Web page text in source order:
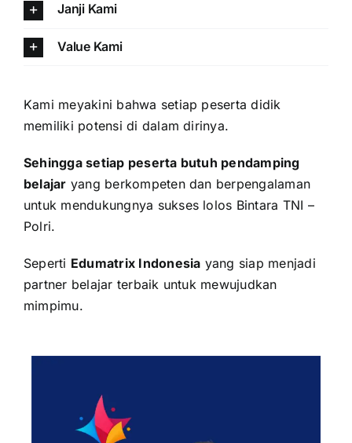
Janji Kami
Value Kami
Kami meyakini bahwa setiap peserta didik
memiliki potensi di dalam dirinya.
Sehingga setiap peserta butuh pendamping
belajar yang berkompeten dan berpengalaman
untuk mendukungnya sukses lolos Bintara TNI –
Polri.
Seperti Edumatrix Indonesia yang siap menjadi
partner belajar terbaik untuk mewujudkan
mimpimu.